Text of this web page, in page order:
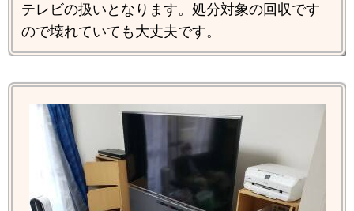
テレビの扱いとなります。処分対象の回収です
ので壊れていても大丈夫です。